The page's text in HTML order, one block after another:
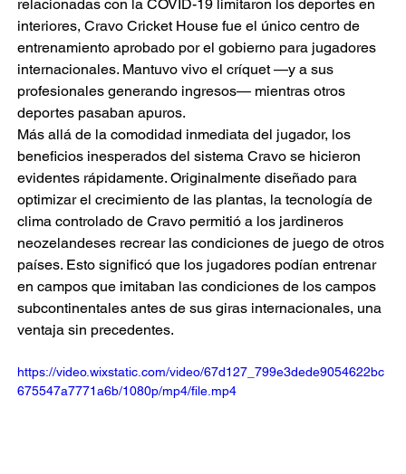
relacionadas con la COVID-19 limitaron los deportes en
interiores, Cravo Cricket House fue el único centro de
entrenamiento aprobado por el gobierno para jugadores
internacionales. Mantuvo vivo el críquet —y a sus
profesionales generando ingresos— mientras otros
deportes pasaban apuros.
Más allá de la comodidad inmediata del jugador, los
beneficios inesperados del sistema Cravo se hicieron
evidentes rápidamente. Originalmente diseñado para
optimizar el crecimiento de las plantas, la tecnología de
clima controlado de Cravo permitió a los jardineros
neozelandeses recrear las condiciones de juego de otros
países. Esto significó que los jugadores podían entrenar
en campos que imitaban las condiciones de los campos
subcontinentales antes de sus giras internacionales, una
ventaja sin precedentes.
https://video.wixstatic.com/video/67d127_799e3dede9054622bc
675547a7771a6b/1080p/mp4/file.mp4